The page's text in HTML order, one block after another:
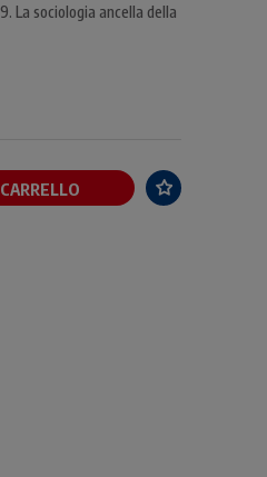
La sociologia ancella della